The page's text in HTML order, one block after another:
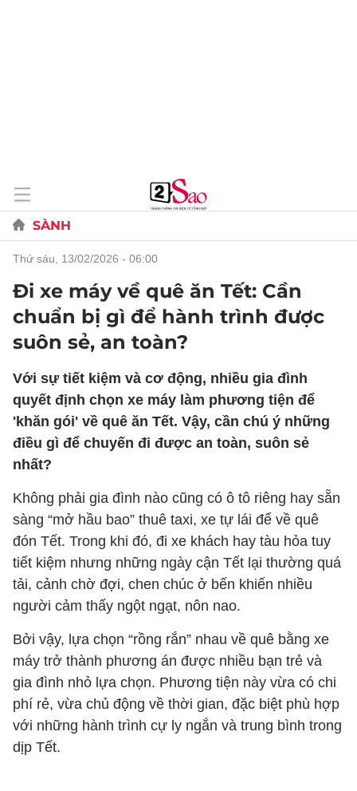
SÀNH
thứ sáu, 13/02/2026 - 06:00
Đi xe máy về quê ăn Tết: Cần
chuẩn bị gì để hành trình được
suôn sẻ, an toàn?
Với sự tiết kiệm và cơ động, nhiều gia đình
quyết định chọn xe máy làm phương tiện để
'khăn gói' về quê ăn Tết. Vậy, cần chú ý những
điều gì để chuyến đi được an toàn, suôn sẻ
nhất?
Không phải gia đình nào cũng có ô tô riêng hay sẵn
sàng “mở hầu bao” thuê taxi, xe tự lái để về quê
đón Tết. Trong khi đó, đi xe khách hay tàu hỏa tuy
tiết kiệm nhưng những ngày cận Tết lại thường quá
tải, cảnh chờ đợi, chen chúc ở bến khiến nhiều
người cảm thấy ngột ngạt, nôn nao.
Bởi vậy, lựa chọn “rồng rắn” nhau về quê bằng xe
máy trở thành phương án được nhiều bạn trẻ và
gia đình nhỏ lựa chọn. Phương tiện này vừa có chi
phí rẻ, vừa chủ động về thời gian, đặc biệt phù hợp
với những hành trình cự ly ngắn và trung bình trong
dịp Tết.